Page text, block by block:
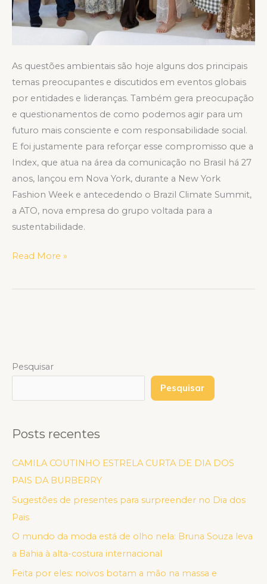
As questões ambientais são hoje alguns dos principais
temas preocupantes e discutidos em eventos globais
por entidades e lideranças. Também gera preocupação
e questionamentos de como podemos agir para um
futuro mais consciente e com responsabilidade social.
E foi justamente para reforçar esse compromisso que a
Index, que atua na área da comunicação no Brasil há 27
anos, lançou em Nova York, durante a New York
Fashion Week e antecedendo o Brazil Climate Summit,
a ATO, nova empresa do grupo voltada para a
sustentabilidade.
Read More »
Pesquisar
Pesquisar
Posts recentes
CAMILA COUTINHO ESTRELA CURTA DE DIA DOS
PAIS DA BURBERRY
Sugestões de presentes para surpreender no Dia dos
Pais
O mundo da moda está de olho nela: Bruna Souza leva
a Bahia à alta-costura internacional
Feita por eles: noivos botam a mão na massa e